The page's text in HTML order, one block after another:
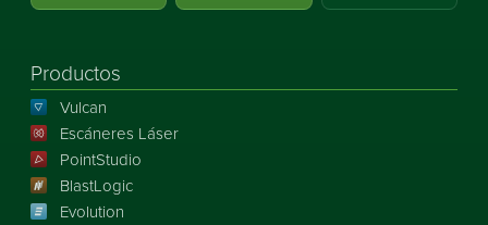
Productos
Vulcan
Escáneres Láser
PointStudio
BlastLogic
Evolution